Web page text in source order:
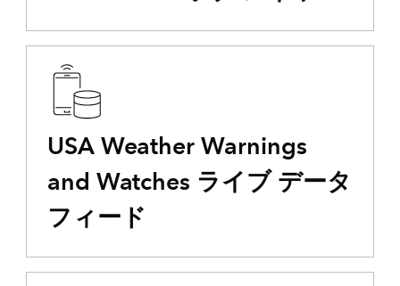
USA Weather Warnings
and Watches ライブ データ
フィード